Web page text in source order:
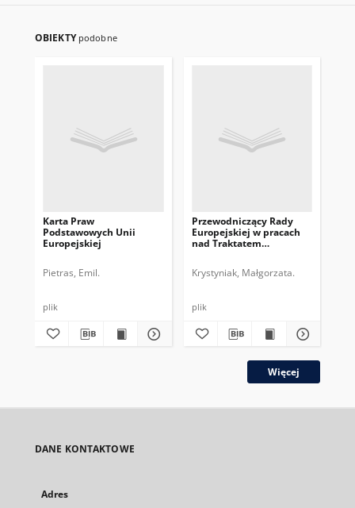
OBIEKTY podobne
Karta Praw
Podstawowych Unii
Europejskiej
Pietras, Emil.
plik
Przewodniczący Rady
Europejskiej w pracach
nad Traktatem
Krystyniak, Małgorzata.
plik
Więcej
DANE KONTAKTOWE
Adres